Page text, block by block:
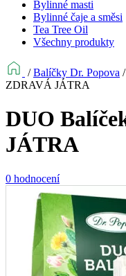
Bylinné masti
Bylinné čaje a směsi
Tea Tree Oil
Všechny produkty
/Balíčky Dr. Popova /
ZDRAVÁ JÁTRA
DUO
JÁTRA
0 hodnocení